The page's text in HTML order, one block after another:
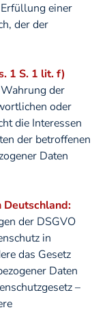
einer
der der
1 S. 1 lit. f)
der
oder
die Interessen
der betroffenen
Daten
Deutschland:
der DSGVO
in
das Gesetz
Daten
–